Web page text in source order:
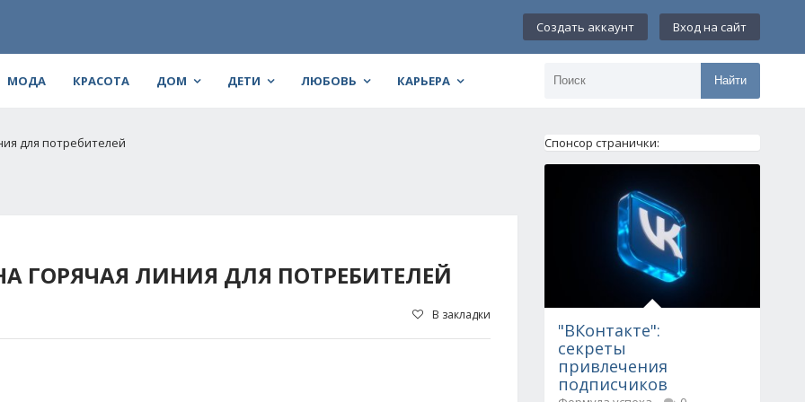
Создать аккаунт Вход на сайт
МОДА КРАСОТА ДОМ ДЕТИ ЛЮБОВЬ КАРЬЕРА Найти
для потребителей
ГОРЯЧАЯ ЛИНИЯ ДЛЯ ПОТРЕБИТЕЛЕЙ
В закладки
Спонсор странички:
"ВКонтакте":
секреты
привлечения
подписчиков